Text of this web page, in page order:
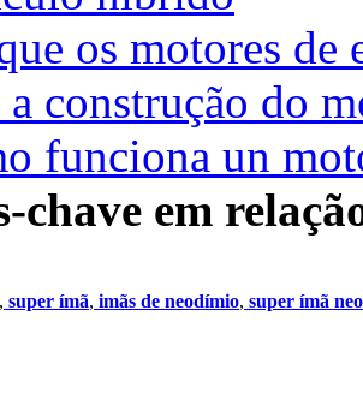
os motores de
a construção do
funciona un
chave em
, super ímã, imãs de neodímio, super ímã